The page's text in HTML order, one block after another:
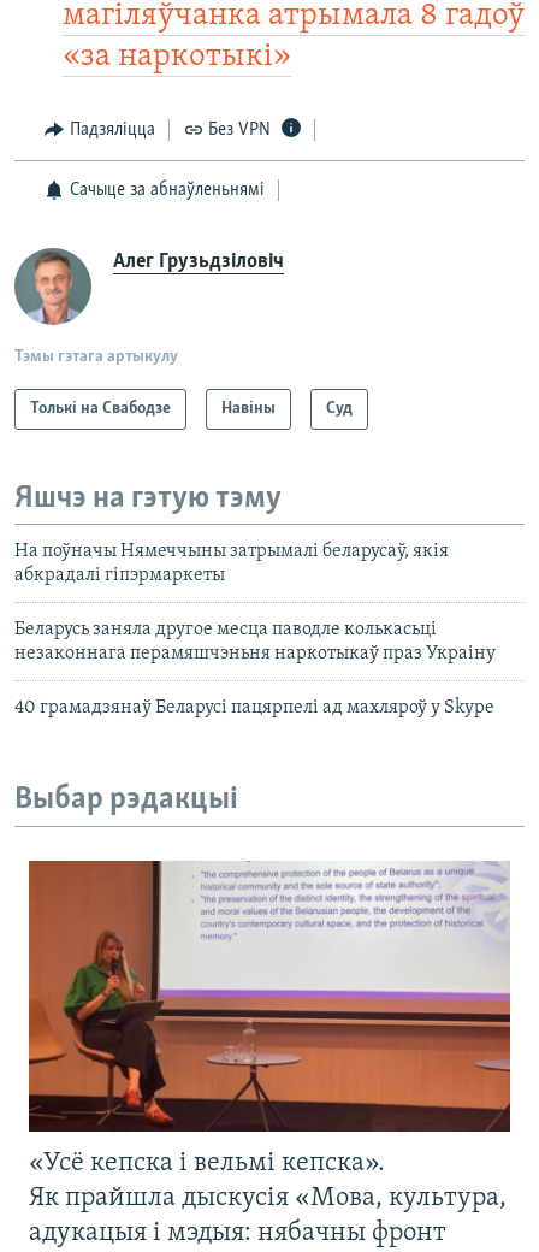
магіляўчанка атрымала 8 гадоў
«за наркотыкі»
Падзяліцца Без VPN
Сачыце за абнаўленьнямі
Алег Грузьдзіловіч
Тэмы гэтага артыкулу
Толькі на Свабодзе Навіны Суд
Яшчэ на гэтую тэму
На поўначы Нямеччыны затрымалі беларусаў, якія
абкрадалі гіпэрмаркеты
Беларусь заняла другое месца паводле колькасьці
незаконнага перамяшчэньня наркотыкаў праз Украіну
40 грамадзянаў Беларусі пацярпелі ад махляроў у Skype
Выбар рэдакцыі
«Усё кепска і вельмі кепска».
Як прайшла дыскусія «Мова, культура,
адукацыя і мэдыя: нябачны фронт